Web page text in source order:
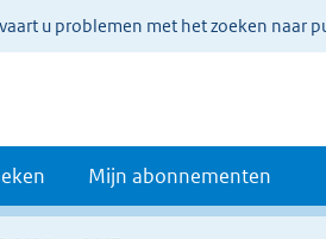
u problemen met het zoeken naar
Mijn abonnementen